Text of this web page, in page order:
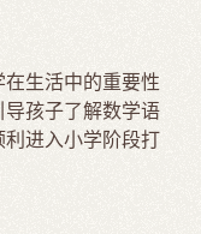
生活中的重要性
孩子了解数学语
进入小学阶段打